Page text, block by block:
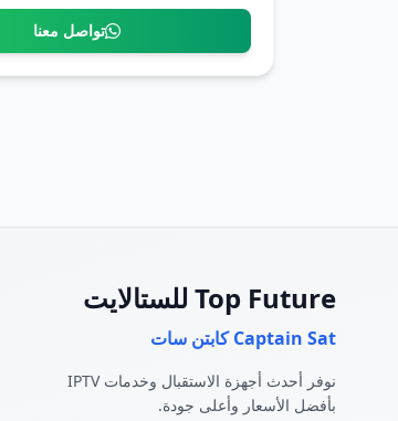
تواصل معنا
Top Future للستالايت
Captain Sat كابتن سات
نوفر أحدث أجهزة الاستقبال وخدمات IPTV
بأفضل الأسعار وأعلى جودة.